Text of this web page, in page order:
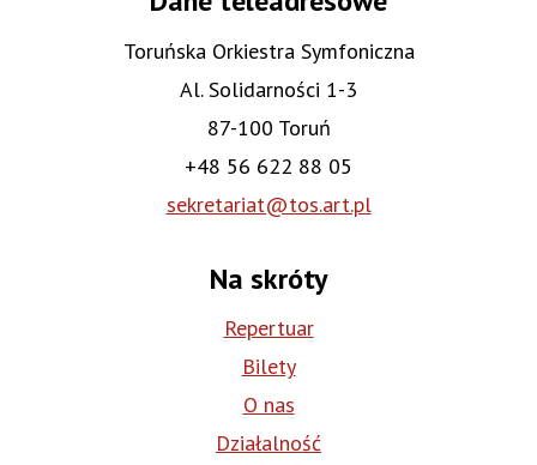
Toruńska Orkiestra Symfoniczna
Al. Solidarności 1-3
87-100 Toruń
+48 56 622 88 05
sekretariat@tos.art.pl
Na skróty
Repertuar
Bilety
O nas
Działalność